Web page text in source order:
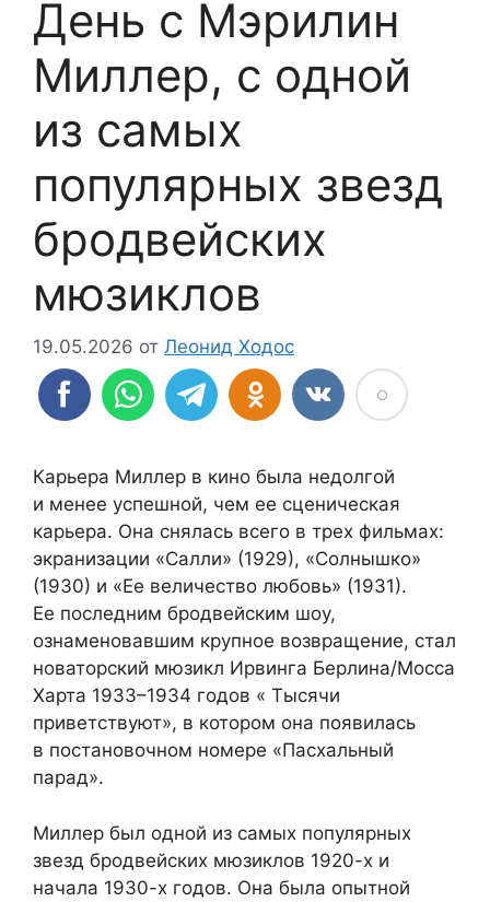
День с Мэрилин
Миллер, с одной
из самых
популярных звезд
бродвейских
мюзиклов
19.05.2026 от Леонид Ходос
Карьера Миллер в кино была недолгой
и менее успешной, чем ее сценическая
карьера. Она снялась всего в трех фильмах:
экранизации «Салли» (1929), «Солнышко»
(1930) и «Ее величество любовь» (1931).
Ее последним бродвейским шоу,
ознаменовавшим крупное возвращение, стал
новаторский мюзикл Ирвинга Берлина/Мосса
Харта 1933–1934 годов « Тысячи
приветствуют», в котором она появилась
в постановочном номере «Пасхальный
парад».
Миллер был одной из самых популярных
звезд бродвейских мюзиклов 1920-х и
начала 1930-х годов. Она была опытной